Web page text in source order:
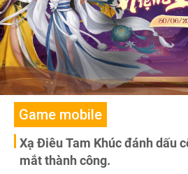
Game mobile
Xạ Điêu Tam Khúc đánh dấu
mắt thành công.